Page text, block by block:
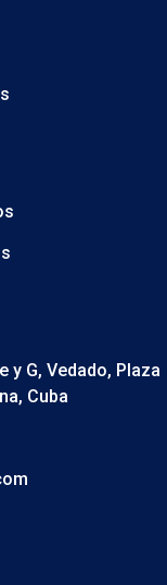
y G, Vedado, Plaza
Cuba